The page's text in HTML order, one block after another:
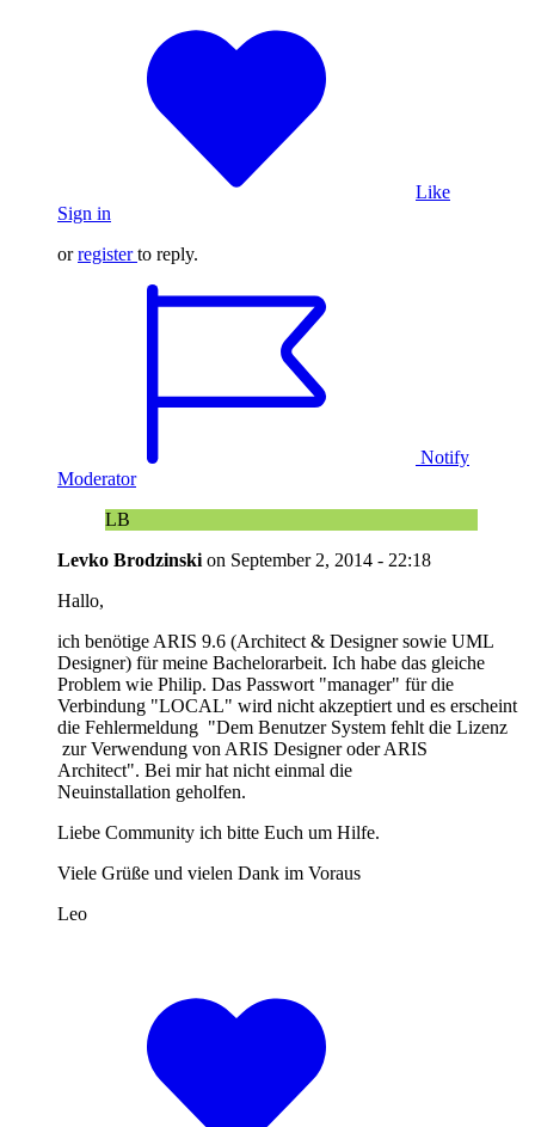
Like
Sign in
orregister to reply.
Notify
Moderator
LB
Levko Brodzinski on September 2, 2014 - 22:18
Hallo,
ich benötige ARIS 9.6 (Architect & Designer sowie UML
Designer) für meine Bachelorarbeit. Ich habe das gleiche
Problem wie Philip. Das Passwort "manager" für die
Verbindung "LOCAL" wird nicht akzeptiert und es erscheint
die Fehlermeldung "Dem Benutzer System fehlt die Lizenz
zur Verwendung von ARIS Designer oder ARIS
Architect". Bei mir hat nicht einmal die
Neuinstallation geholfen.
Liebe Community ich bitte Euch um Hilfe.
Viele Grüße und vielen Dank im Voraus
Leo